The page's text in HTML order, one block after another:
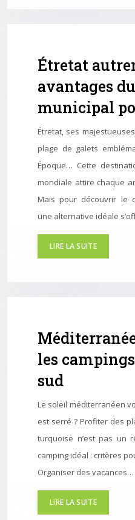
Étretat
avantages
municipal
Étretat, ses
plage de galets
Époque… Cette
mondiale attire chaque
Mais pour découvrir le
une alternative idéale
LIRE LA SUITE
les
sud
Le soleil méditerranéen
est serré ? Profiter des
turquoise n’est pas un
camping idéal : critères
Organiser des vacances…
LIRE LA SUITE